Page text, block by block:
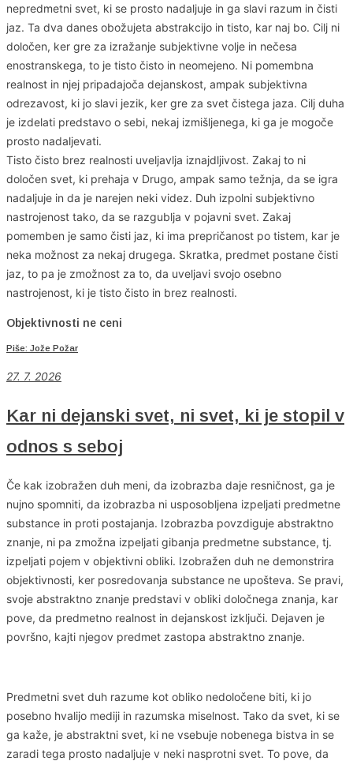
nepredmetni svet, ki se prosto nadaljuje in ga slavi razum in čisti
jaz. Ta dva danes obožujeta abstrakcijo in tisto, kar naj bo. Cilj ni
določen, ker gre za izražanje subjektivne volje in nečesa
enostranskega, to je tisto čisto in neomejeno. Ni pomembna
realnost in njej pripadajoča dejanskost, ampak subjektivna
odrezavost, ki jo slavi jezik, ker gre za svet čistega jaza. Cilj duha
je izdelati predstavo o sebi, nekaj izmišljenega, ki ga je mogoče
prosto nadaljevati.
Tisto čisto brez realnosti uveljavlja iznajdljivost. Zakaj to ni
določen svet, ki prehaja v Drugo, ampak samo težnja, da se igra
nadaljuje in da je narejen neki videz. Duh izpolni subjektivno
nastrojenost tako, da se razgublja v pojavni svet. Zakaj
pomemben je samo čisti jaz, ki ima prepričanost po tistem, kar je
neka možnost za nekaj drugega. Skratka, predmet postane čisti
jaz, to pa je zmožnost za to, da uveljavi svojo osebno
nastrojenost, ki je tisto čisto in brez realnosti.
Objektivnosti ne ceni
Piše: Jože Požar
27. 7. 2026
Kar ni dejanski svet, ni svet, ki je stopil v
odnos s seboj
Če kak izobražen duh meni, da izobrazba daje resničnost, ga je
nujno spomniti, da izobrazba ni usposobljena izpeljati predmetne
substance in proti postajanja. Izobrazba povzdiguje abstraktno
znanje, ni pa zmožna izpeljati gibanja predmetne substance, tj.
izpeljati pojem v objektivni obliki. Izobražen duh ne demonstrira
objektivnosti, ker posredovanja substance ne upošteva. Se pravi,
svoje abstraktno znanje predstavi v obliki določnega znanja, kar
pove, da predmetno realnost in dejanskost izključi. Dejaven je
površno, kajti njegov predmet zastopa abstraktno znanje.
Predmetni svet duh razume kot obliko nedoločene biti, ki jo
posebno hvalijo mediji in razumska miselnost. Tako da svet, ki se
ga kaže, je abstraktni svet, ki ne vsebuje nobenega bistva in se
zaradi tega prosto nadaljuje v neki nasprotni svet. To pove, da